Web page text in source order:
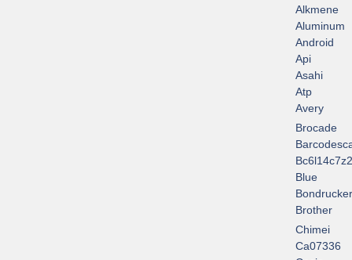
Alkmene
Aluminum
Android
Api
Asahi
Atp
Avery
Brocade
Blue
Bondrucker
Brother
Chimei
Ca07336